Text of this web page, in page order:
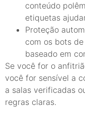
conteúdo
etiquetas
Proteção
com os bots
baseado em
Se você for o
você for sensível a
a salas verificadas
regras claras.